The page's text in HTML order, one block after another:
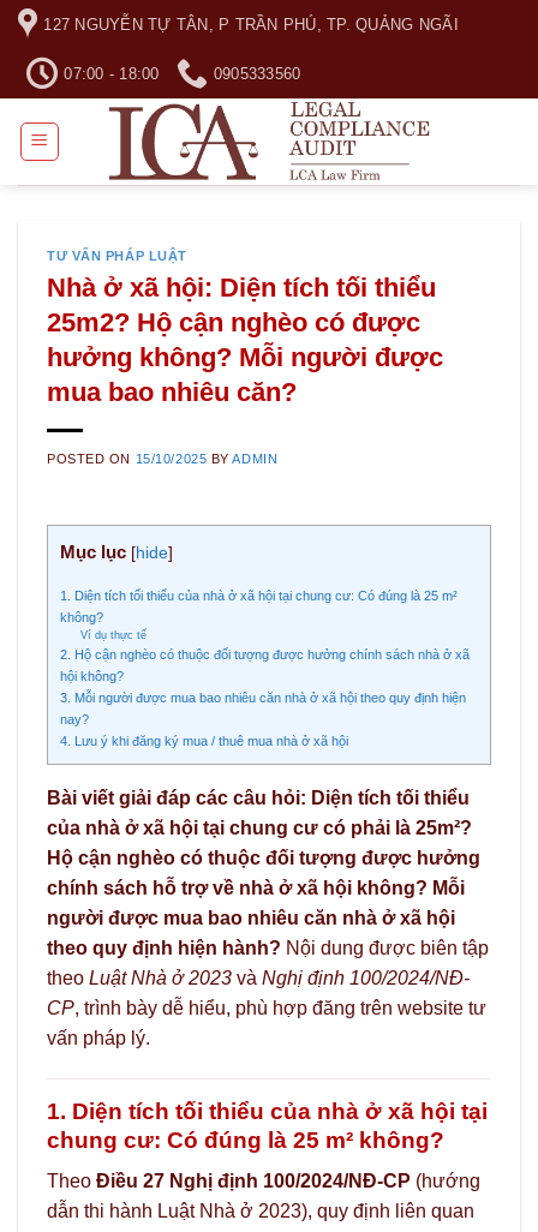
Skip
content
127 NGUYỄN TỰ TÂN, P TRẦN PHÚ, TP. QUẢNG NGÃI
07:00 - 18:00 0905333560
TƯ VẤN PHÁP LUẬT
Nhà ở xã hội: Diện tích tối thiểu
25m2? Hộ cận nghèo có được
hưởng không? Mỗi người được
mua bao nhiêu căn?
POSTED ON 15/10/2025 BYADMIN
Mục lục [hide]
1. Diện tích tối thiểu của nhà ở xã hội tại chung cư: Có đúng là 25 m²
không?
Ví dụ thực tế
2. Hộ cận nghèo có thuộc đối tượng được hưởng chính sách nhà ở xã
hội không?
3. Mỗi người được mua bao nhiêu căn nhà ở xã hội theo quy định hiện
nay?
4. Lưu ý khi đăng ký mua / thuê mua nhà ở xã hội
Bài viết giải đáp các câu hỏi: Diện tích tối thiểu
của nhà ở xã hội tại chung cư có phải là 25m²?
Hộ cận nghèo có thuộc đối tượng được hưởng
chính sách hỗ trợ về nhà ở xã hội không? Mỗi
người được mua bao nhiêu căn nhà ở xã hội
theo quy định hiện hành? Nội dung được biên tập
theo Luật Nhà ở 2023 và Nghị định 100/2024/NĐ-
CP, trình bày dễ hiểu, phù hợp đăng trên website tư
vấn pháp lý.
1. Diện tích tối thiểu của nhà ở xã hội tại
chung cư: Có đúng là 25 m² không?
Theo Điều 27 Nghị định 100/2024/NĐ-CP (hướng
dẫn thi hành Luật Nhà ở 2023), quy định liên quan